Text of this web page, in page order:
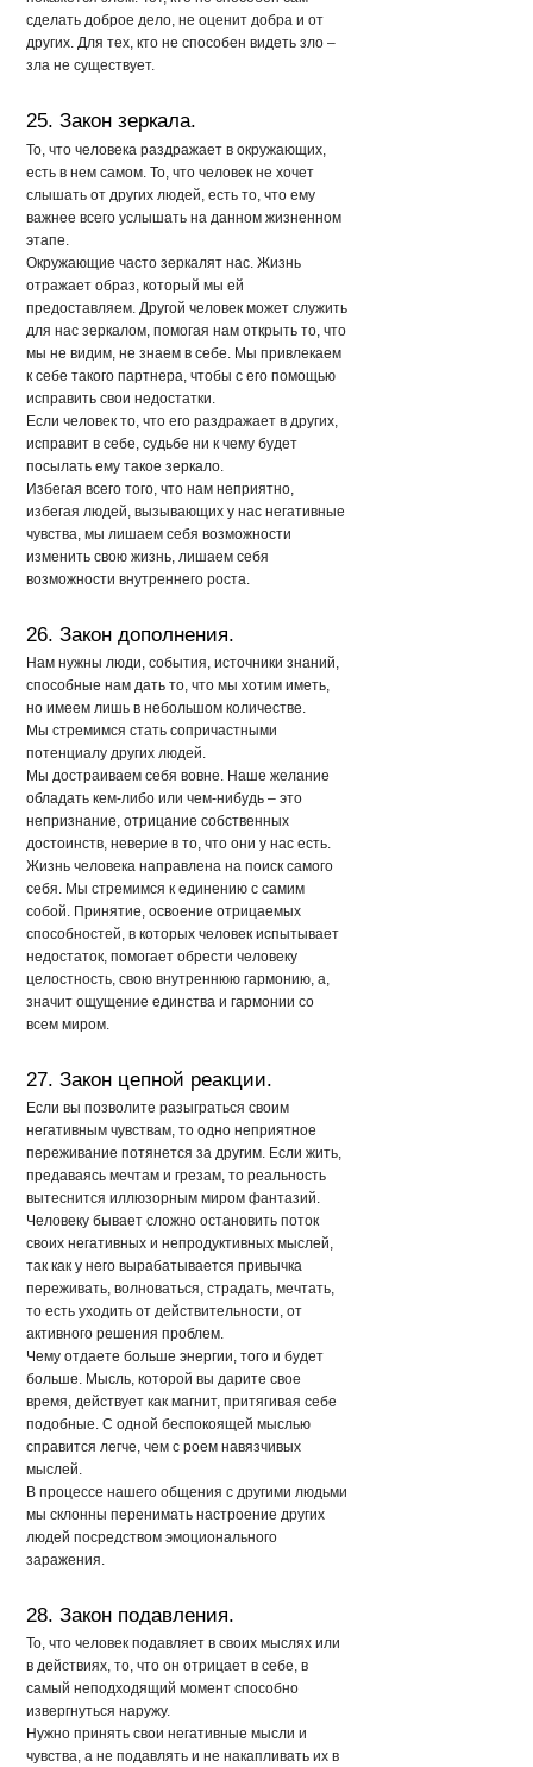
сделать доброе дело, не оценит добра и от
других. Для тех, кто не способен видеть зло –
зла не существует.
25. Закон зеркала.
То, что человека раздражает в окружающих,
есть в нем самом. То, что человек не хочет
слышать от других людей, есть то, что ему
важнее всего услышать на данном жизненном
этапе.
Окружающие часто зеркалят нас. Жизнь
отражает образ, который мы ей
предоставляем. Другой человек может служить
для нас зеркалом, помогая нам открыть то, что
мы не видим, не знаем в себе. Мы привлекаем
к себе такого партнера, чтобы с его помощью
исправить свои недостатки.
Если человек то, что его раздражает в других,
исправит в себе, судьбе ни к чему будет
посылать ему такое зеркало.
Избегая всего того, что нам неприятно,
избегая людей, вызывающих у нас негативные
чувства, мы лишаем себя возможности
изменить свою жизнь, лишаем себя
возможности внутреннего роста.
26. Закон дополнения.
Нам нужны люди, события, источники знаний,
способные нам дать то, что мы хотим иметь,
но имеем лишь в небольшом количестве.
Мы стремимся стать сопричастными
потенциалу других людей.
Мы достраиваем себя вовне. Наше желание
обладать кем-либо или чем-нибудь – это
непризнание, отрицание собственных
достоинств, неверие в то, что они у нас есть.
Жизнь человека направлена на поиск самого
себя. Мы стремимся к единению с самим
собой. Принятие, освоение отрицаемых
способностей, в которых человек испытывает
недостаток, помогает обрести человеку
целостность, свою внутреннюю гармонию, а,
значит ощущение единства и гармонии со
всем миром.
27. Закон цепной реакции.
Если вы позволите разыграться своим
негативным чувствам, то одно неприятное
переживание потянется за другим. Если жить,
предаваясь мечтам и грезам, то реальность
вытеснится иллюзорным миром фантазий.
Человеку бывает сложно остановить поток
своих негативных и непродуктивных мыслей,
так как у него вырабатывается привычка
переживать, волноваться, страдать, мечтать,
то есть уходить от действительности, от
активного решения проблем.
Чему отдаете больше энергии, того и будет
больше. Мысль, которой вы дарите свое
время, действует как магнит, притягивая себе
подобные. С одной беспокоящей мыслью
справится легче, чем с роем навязчивых
мыслей.
В процессе нашего общения с другими людьми
мы склонны перенимать настроение других
людей посредством эмоционального
заражения.
28. Закон подавления.
То, что человек подавляет в своих мыслях или
в действиях, то, что он отрицает в себе, в
самый неподходящий момент способно
извергнуться наружу.
Нужно принять свои негативные мысли и
чувства, а не подавлять и не накапливать их в